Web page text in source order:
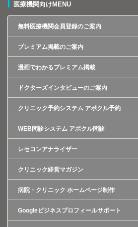
医療機関向けMENU
無料医療機関会員登録のご案内
プレミアム掲載のご案内
漫画でわかるプレミアム掲載
ドクターズインタビューのご案内
クリニック予約システム アポクル予約
WEB問診システム アポクル問診
レセコンアナライザー
クリニック経営マガジン
病院・クリニック ホームページ制作
Googleビジネスプロフィールサポート